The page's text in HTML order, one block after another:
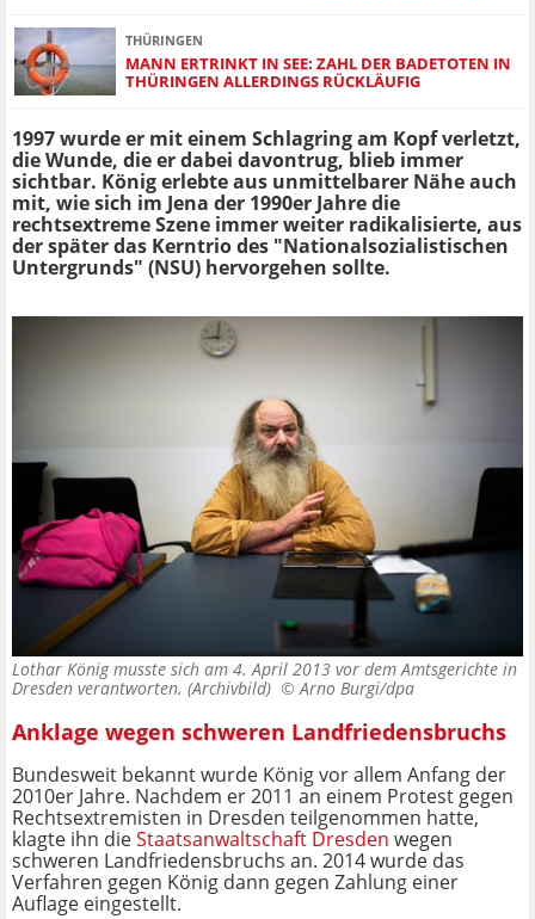
THÜRINGEN
MANN ERTRINKT IN SEE: ZAHL DER BADETOTEN IN
THÜRINGEN ALLERDINGS RÜCKLÄUFIG
1997 wurde er mit einem Schlagring am Kopf verletzt,
die Wunde, die er dabei davontrug, blieb immer
sichtbar. König erlebte aus unmittelbarer Nähe auch
mit, wie sich im Jena der 1990er Jahre die
rechtsextreme Szene immer weiter radikalisierte, aus
der später das Kerntrio des "Nationalsozialistischen
Untergrunds" (NSU) hervorgehen sollte.
Lothar König musste sich am 4. April 2013 vor dem Amtsgerichte in
Dresden verantworten. (Archivbild) ©Arno Burgi/dpa
Anklage wegen schweren Landfriedensbruchs
Bundesweit bekannt wurde König vor allem Anfang der
2010er Jahre. Nachdem er 2011 an einem Protest gegen
Rechtsextremisten in Dresden teilgenommen hatte,
klagte ihn dieStaatsanwaltschaft Dresden wegen
schweren Landfriedensbruchs an. 2014 wurde das
Verfahren gegen König dann gegen Zahlung einer
Auflage eingestellt.